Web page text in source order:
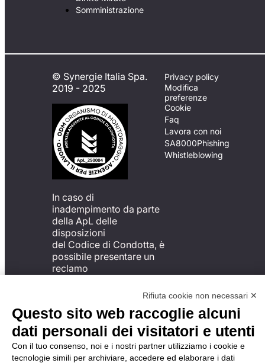
Somministrazione
© Synergie Italia Spa.
2019 - 2025
In caso di
inadempimento da parte
della ApL delle
disposizioni
del Codice di Condotta, è
possibile presentare un
reclamo
Monitoraggio utilizzando
descritte al seguente
indirizzo web
https://odm-
agenzielavoro.it/reclami/.
Privacy policy
Modifica
preferenze
Cookie
Faq
Lavora con noi
SA8000Phishing
Whistleblowing
Rifiuta cookie non necessari ✕
Questo sito web raccoglie alcuni
dati personali dei visitatori e utenti
Con il tuo consenso, noi e i nostri partner utilizziamo i cookie e
tecnologie simili per archiviare, accedere ed elaborare i dati